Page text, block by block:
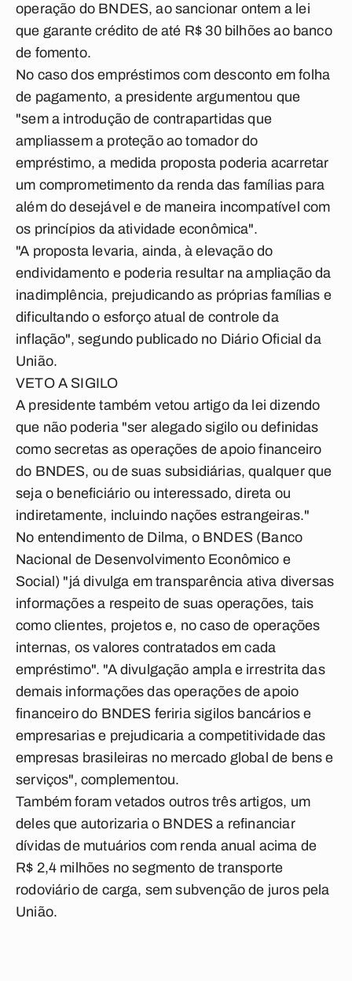
operação do BNDES, ao sancionar ontem a lei
que garante crédito de até R$ 30 bilhões ao banco
de fomento.
No caso dos empréstimos com desconto em folha
de pagamento, a presidente argumentou que
"sem a introdução de contrapartidas que
ampliassem a proteção ao tomador do
empréstimo, a medida proposta poderia acarretar
um comprometimento da renda das famílias para
além do desejável e de maneira incompatível com
os princípios da atividade econômica".
"A proposta levaria, ainda, à elevação do
endividamento e poderia resultar na ampliação da
inadimplência, prejudicando as próprias famílias e
dificultando o esforço atual de controle da
inflação", segundo publicado no Diário Oficial da
União.
VETO A SIGILO
A presidente também vetou artigo da lei dizendo
que não poderia "ser alegado sigilo ou definidas
como secretas as operações de apoio financeiro
do BNDES, ou de suas subsidiárias, qualquer que
seja o beneficiário ou interessado, direta ou
indiretamente, incluindo nações estrangeiras."
No entendimento de Dilma, o BNDES (Banco
Nacional de Desenvolvimento Econômico e
Social) "já divulga em transparência ativa diversas
informações a respeito de suas operações, tais
como clientes, projetos e, no caso de operações
internas, os valores contratados em cada
empréstimo". "A divulgação ampla e irrestrita das
demais informações das operações de apoio
financeiro do BNDES feriria sigilos bancários e
empresarias e prejudicaria a competitividade das
empresas brasileiras no mercado global de bens e
serviços", complementou.
Também foram vetados outros três artigos, um
deles que autorizaria o BNDES a refinanciar
dívidas de mutuários com renda anual acima de
R$ 2,4 milhões no segmento de transporte
rodoviário de carga, sem subvenção de juros pela
União.